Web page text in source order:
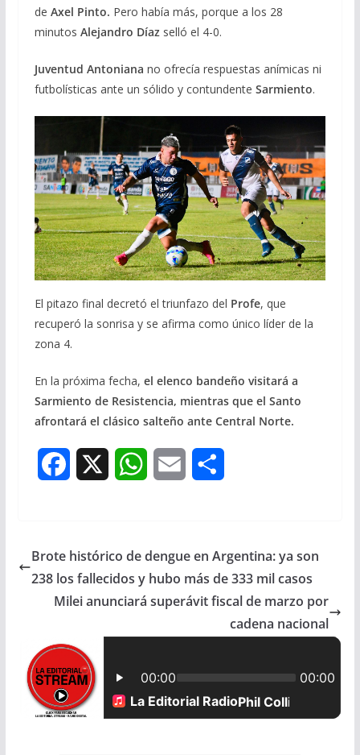
de Axel Pinto. Pero había más, porque a los 28
minutos Alejandro Díaz selló el 4-0.
Juventud Antoniana no ofrecía respuestas anímicas ni
futbolísticas ante un sólido y contundente Sarmiento.
El pitazo final decretó el triunfazo del Profe, que
recuperó la sonrisa y se afirma como único líder de la
zona 4.
En la próxima fecha, el elenco bandeño visitará a
Sarmiento de Resistencia, mientras que el Santo
afrontará el clásico salteño ante Central Norte.
e
b
o
k
W
t
i
l
r
Brote histórico de dengue en Argentina: ya son
238 los fallecidos y hubo más de 333 mil casos
Milei anunciará superávit fiscal de marzo por
cadena nacional